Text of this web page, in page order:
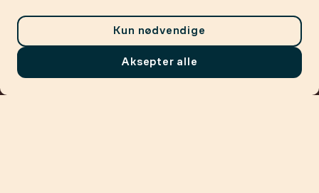
Meny
Kun nødvendige
Aksepter alle